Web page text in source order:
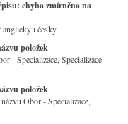
chyba zmírněna na
i česky.
položek
- Specializace, Specializace -
položek
Obor - Specializace,